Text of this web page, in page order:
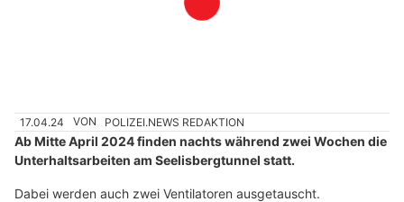
17.04.24 VON POLIZEI.NEWS REDAKTION
Ab Mitte April 2024 finden nachts während zwei Wochen die
Unterhaltsarbeiten am Seelisbergtunnel statt.
Dabei werden auch zwei Ventilatoren ausgetauscht.